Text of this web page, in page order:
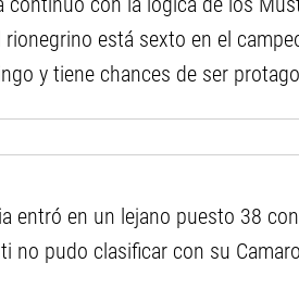
rionegrino está sexto en el
y tiene chances de ser
entró en un lejano puesto 38
no pudo clasificar con su